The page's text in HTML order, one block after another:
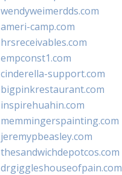
wendyweimerdds.com
ameri-camp.com
hrsreceivables.com
empconst1.com
cinderella-support.com
bigpinkrestaurant.com
inspirehuahin.com
memmingerspainting.com
jeremypbeasley.com
thesandwichdepotcos.com
drgiggleshouseofpain.com